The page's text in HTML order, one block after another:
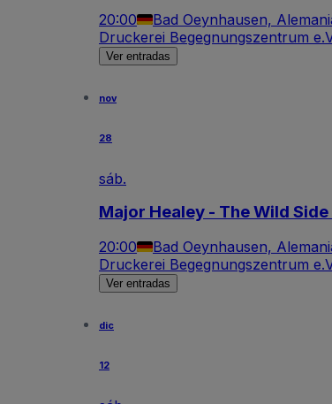
20:00 Bad Oeynhausen,
Druckerei Begegnungszentrum
Ver entradas
nov
28
sáb.
Major Healey - The Wild
20:00 Bad Oeynhausen,
Druckerei Begegnungszentrum
Ver entradas
dic
12